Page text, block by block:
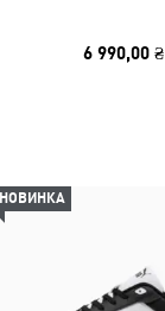
6 990,00 ₴
НОВИНКА